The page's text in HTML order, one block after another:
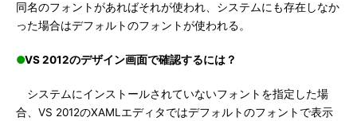
同名のフォントがあればそれが使われ、システムにも存在しなか
った場合はデフォルトのフォントが使われる。
●VS 2012のデザイン画面で確認するには？
システムにインストールされていないフォントを指定した場
合、VS 2012のXAMLエディタではデフォルトのフォントで表示